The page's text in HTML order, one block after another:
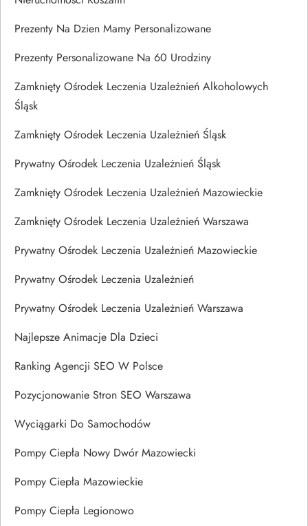
Prezenty Na Dzien Mamy Personalizowane
Prezenty Personalizowane Na 60 Urodziny
Zamknięty Ośrodek Leczenia Uzależnień Alkoholowych
Śląsk
Zamknięty Ośrodek Leczenia Uzależnień Śląsk
Prywatny Ośrodek Leczenia Uzależnień Śląsk
Zamknięty Ośrodek Leczenia Uzależnień Mazowieckie
Zamknięty Ośrodek Leczenia Uzależnień Warszawa
Prywatny Ośrodek Leczenia Uzależnień Mazowieckie
Prywatny Ośrodek Leczenia Uzależnień
Prywatny Ośrodek Leczenia Uzależnień Warszawa
Najlepsze Animacje Dla Dzieci
Ranking Agencji SEO W Polsce
Pozycjonowanie Stron SEO Warszawa
Wyciągarki Do Samochodów
Pompy Ciepła Nowy Dwór Mazowiecki
Pompy Ciepła Mazowieckie
Pompy Ciepła Legionowo